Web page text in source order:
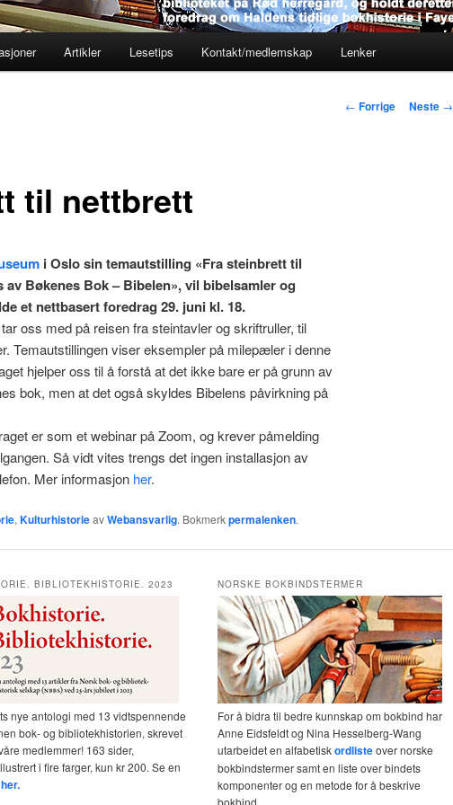
Artikler Lesetips Kontakt/medlemskap Lenker
Innleggsnavigasjon
← Forrige Neste →
til nettbrett
i Oslo sin temautstilling «Fra steinbrett til
Bøkenes Bok – Bibelen», vil bibelsamler og
et nettbasert foredrag 29. juni kl. 18.
oss med på reisen fra steintavler og skriftruller, til
Temautstillingen viser eksempler på milepæler i denne
hjelper oss til å forstå at det ikke bare er på grunn av
bok, men at det også skyldes Bibelens påvirkning på
er som et webinar på Zoom, og krever påmelding
Så vidt vites trengs det ingen installasjon av
Mer informasjon her.
, KulturhistorieavWebansvarlig. Bokmerkpermalenken.
BIBLIOTEKHISTORIE. 2023
nye antologi med 13 vidtspennende
bok- og bibliotekhistorien, skrevet
medlemmer! 163 sider,
i fire farger, kun kr 200. Se en
her.
NORSKE BOKBINDSTERMER
For å bidra til bedre kunnskap om bokbind har
Anne Eidsfeldt og Nina Hesselberg-Wang
utarbeidet en alfabetiskordlisteover norske
bokbindstermer samt en liste over bindets
komponenter og en metode for å beskrive
bokbind.